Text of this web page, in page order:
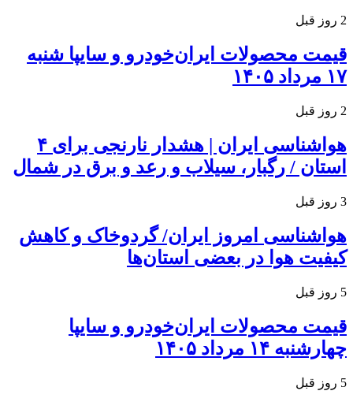
2 روز قبل
قیمت محصولات ایران‌خودرو و سایپا شنبه
۱۷ مرداد ۱۴۰۵
2 روز قبل
هواشناسی ایران | هشدار نارنجی برای ۴
استان / رگبار، سیلاب و رعد و برق در شمال
3 روز قبل
هواشناسی امروز ایران/ گردوخاک و کاهش
کیفیت هوا در بعضی استان‌ها
5 روز قبل
قیمت محصولات ایران‌خودرو و سایپا
چهارشنبه ۱۴ مرداد ۱۴۰۵
5 روز قبل